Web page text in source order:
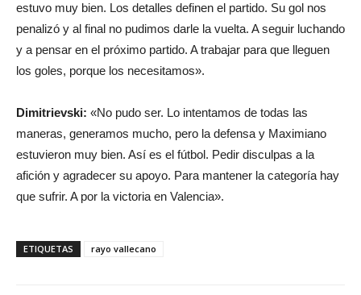
estuvo muy bien. Los detalles definen el partido. Su gol nos
penalizó y al final no pudimos darle la vuelta. A seguir luchando
y a pensar en el próximo partido. A trabajar para que lleguen
los goles, porque los necesitamos».
Dimitrievski: «No pudo ser. Lo intentamos de todas las
maneras, generamos mucho, pero la defensa y Maximiano
estuvieron muy bien. Así es el fútbol. Pedir disculpas a la
afición y agradecer su apoyo. Para mantener la categoría hay
que sufrir. A por la victoria en Valencia».
ETIQUETAS rayo vallecano